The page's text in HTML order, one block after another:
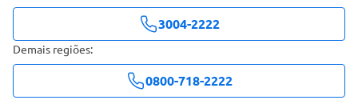
3004-2222
Demais regiões:
0800-718-2222